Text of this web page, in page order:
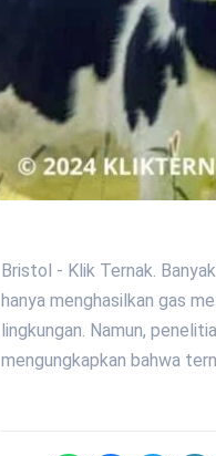
Bristol - Klik Ternak.
hanya menghasilkan gas
lingkungan. Namun,
mengungkapkan bahwa